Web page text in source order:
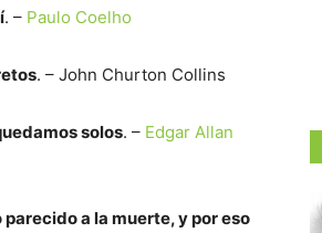
. – Paulo Coelho
. – John Churton Collins
solos. – Edgar Allan
a la muerte, y por eso